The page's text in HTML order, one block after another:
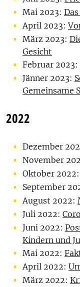
Mai 2023:
April 2023:
März 2023:
Gesicht
Februar 2023:
Jänner 2023:
Gemeinsame
2022
Dezember
November
Oktober 2022:
September
August 2022:
Juli 2022:
Juni 2022:
Kindern und
Mai 2022:
April 2022:
März 2022: